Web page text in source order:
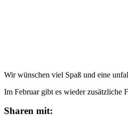
Wir wünschen viel Spaß und eine
Im Februar gibt es wieder zusätzliche
Sharen mit: